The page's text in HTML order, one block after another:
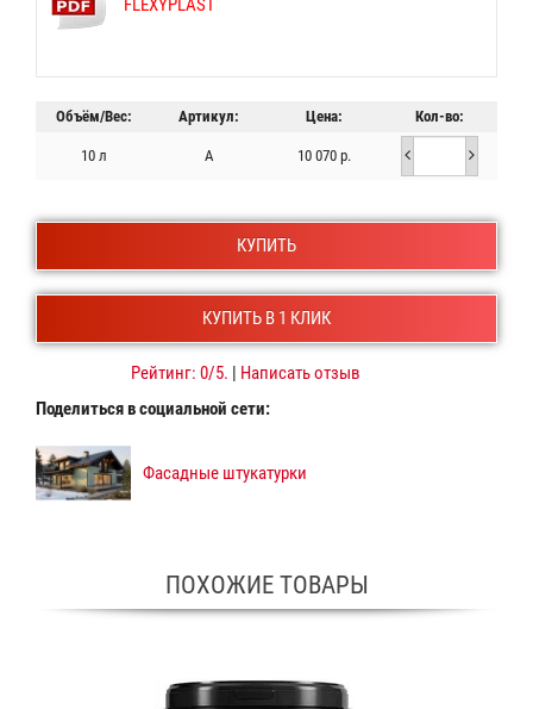
FLEXYPLAST
Объём/Вес: Артикул: Цена: Кол-во:
10 л A 10 070 р.
КУПИТЬ
КУПИТЬ В 1 КЛИК
Рейтинг: 0/5. | Написать отзыв
Поделиться в социальной сети:
Фасадные штукатурки
ПОХОЖИЕ ТОВАРЫ